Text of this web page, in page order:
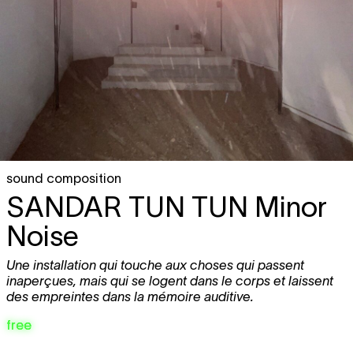
sound composition
SANDAR TUN TUN Minor
Noise
Une installation qui touche aux choses qui passent
inaperçues, mais qui se logent dans le corps et laissent
des empreintes dans la mémoire auditive.
free